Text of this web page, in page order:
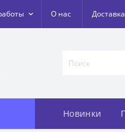
О нас
Новинки